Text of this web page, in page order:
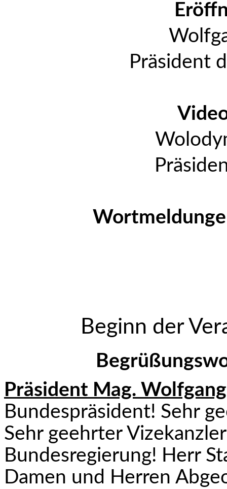
Präsident
Beginn der
Präsident Mag.
Bundespräsident! Sehr
Sehr geehrter
Bundesregierung! Herr
Damen und Herren